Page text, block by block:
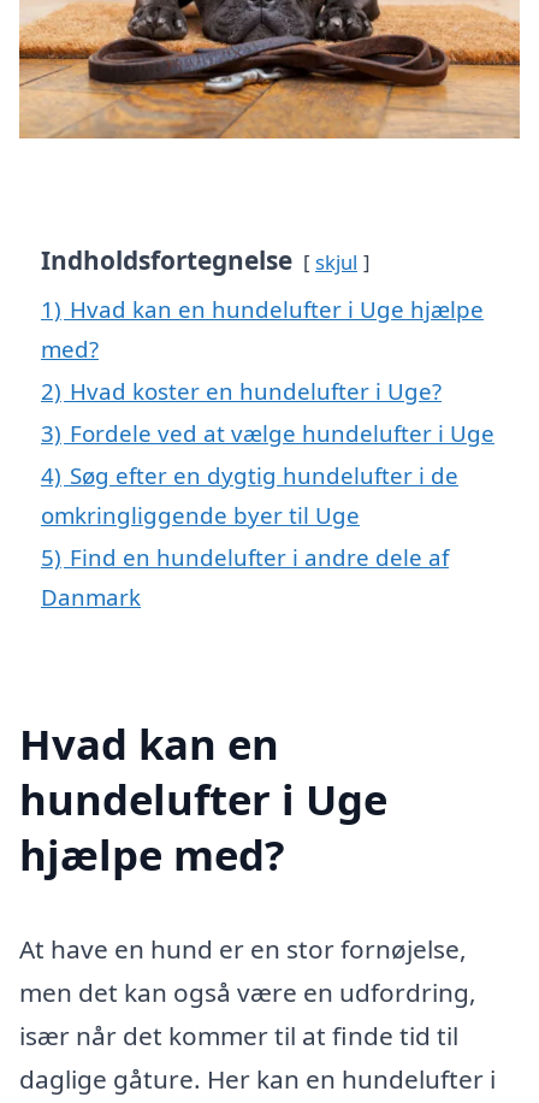
Indholdsfortegnelse skjul
1) Hvad kan en hundelufter i Uge hjælpe
med?
2) Hvad koster en hundelufter i Uge?
3) Fordele ved at vælge hundelufter i Uge
4) Søg efter en dygtig hundelufter i de
omkringliggende byer til Uge
5) Find en hundelufter i andre dele af
Danmark
Hvad kan en
hundelufter i Uge
hjælpe med?
At have en hund er en stor fornøjelse,
men det kan også være en udfordring,
især når det kommer til at finde tid til
daglige gåture. Her kan en hundelufter i